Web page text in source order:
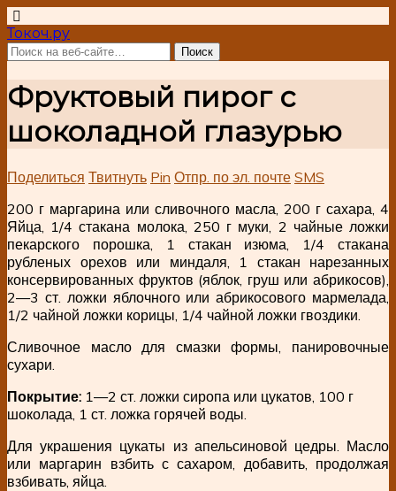
Токоч.ру
Фруктовый пирог с
шоколадной глазурью
Поделиться Твитнуть Pin Отпр. по эл. почте SMS
200 г маргарина или сливочного масла, 200 г сахара, 4
Яйца, 1/4 стакана молока, 250 г муки, 2 чайные ложки
пекарского порошка, 1 стакан изюма, 1/4 стакана
рубленых орехов или миндаля, 1 стакан нарезанных
консервированных фруктов (яблок, груш или абрикосов),
2—3 ст. ложки яблочного или абрикосового мармелада,
1/2 чайной ложки корицы, 1/4 чайной ложки гвоздики.
Сливочное масло для смазки формы, панировочные
сухари.
Покрытие: 1—2 ст. ложки сиропа или цукатов, 100 г
шоколада, 1 ст. ложка горячей воды.
Для украшения цукаты из апельсиновой цедры. Масло
или маргарин взбить с сахаром, добавить, продолжая
взбивать, яйца.